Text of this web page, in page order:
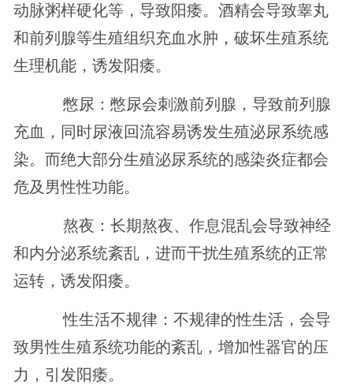
动脉粥样硬化等，导致阳痿。酒精会导致睾丸
和前列腺等生殖组织充血水肿，破坏生殖系统
生理机能，诱发阳痿。
憋尿：憋尿会刺激前列腺，导致前列腺
充血，同时尿液回流容易诱发生殖泌尿系统感
染。而绝大部分生殖泌尿系统的感染炎症都会
危及男性性功能。
熬夜：长期熬夜、作息混乱会导致神经
和内分泌系统紊乱，进而干扰生殖系统的正常
运转，诱发阳痿。
性生活不规律：不规律的性生活，会导
致男性生殖系统功能的紊乱，增加性器官的压
力，引发阳痿。